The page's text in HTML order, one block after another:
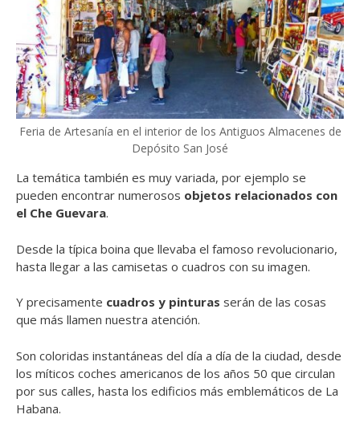
Feria de Artesanía en el interior de los Antiguos Almacenes de
Depósito San José
La temática también es muy variada, por ejemplo se
pueden encontrar numerosos objetos relacionados con
el Che Guevara.
Desde la típica boina que llevaba el famoso revolucionario,
hasta llegar a las camisetas o cuadros con su imagen.
Y precisamente cuadros y pinturas serán de las cosas
que más llamen nuestra atención.
Son coloridas instantáneas del día a día de la ciudad, desde
los míticos coches americanos de los años 50 que circulan
por sus calles, hasta los edificios más emblemáticos de La
Habana.